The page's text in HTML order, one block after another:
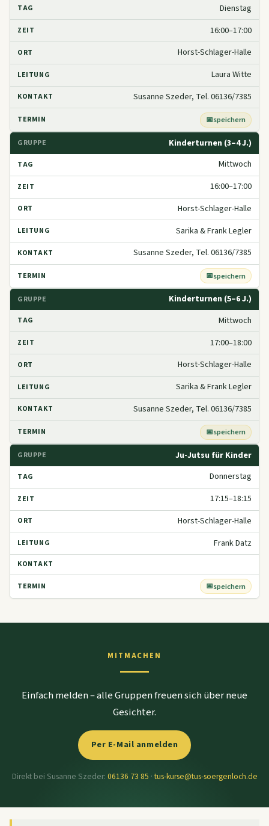
Dienstag
16:00–17:00
Horst-Schlager-Halle
Laura Witte
Susanne Szeder, Tel. 06136/7385
speichern
Kinderturnen (3–4 J.)
Mittwoch
16:00–17:00
Horst-Schlager-Halle
Sarika & Frank Legler
Susanne Szeder, Tel. 06136/7385
speichern
Kinderturnen (5–6 J.)
Mittwoch
17:00–18:00
Horst-Schlager-Halle
Sarika & Frank Legler
Susanne Szeder, Tel. 06136/7385
speichern
Ju-Jutsu für Kinder
Donnerstag
17:15–18:15
Horst-Schlager-Halle
Frank Datz
speichern
MITMACHEN
Einfach melden – alle Gruppen freuen sich über neue
Gesichter.
Per E-Mail anmelden
Direkt bei Susanne Szeder: 06136 73 85 ·tus-kurse@tus-soergenloch.de